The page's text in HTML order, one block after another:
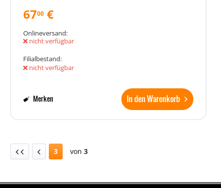
6700 €
Onlineversand:
nicht verfügbar
Filialbestand:
nicht verfügbar
In den Warenkorb
Merken
3 von 3